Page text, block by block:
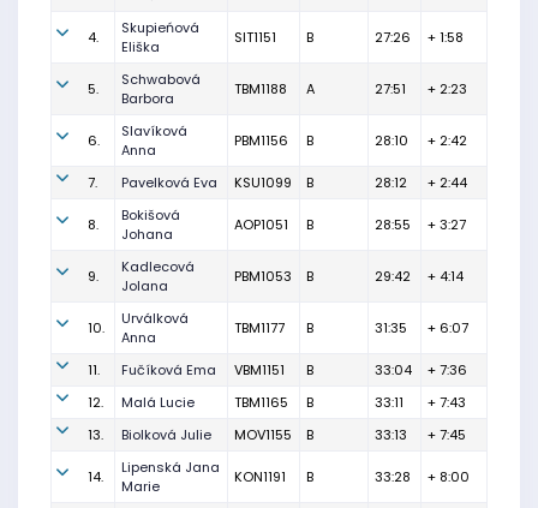
4.
Skupieńová
Eliška
SIT1151 B 27:26 + 1:58
5.
Schwabová
Barbora
TBM1188 A 27:51 + 2:23
6.
Slavíková
Anna
PBM1156 B 28:10 + 2:42
7. Pavelková Eva KSU1099 B 28:12 + 2:44
8.
Bokišová
Johana
AOP1051 B 28:55 + 3:27
9.
Kadlecová
Jolana
PBM1053 B 29:42 + 4:14
10.
Urválková
Anna
TBM1177 B 31:35 + 6:07
11. Fučíková Ema VBM1151 B 33:04
+ 7:36
12.
Malá Lucie TBM1165 B 33:11
+ 7:43
13.
Biolková Julie MOV1155 B 33:13 + 7:45
14.
Lipenská Jana
Marie
KON1191 B 33:28 + 8:00